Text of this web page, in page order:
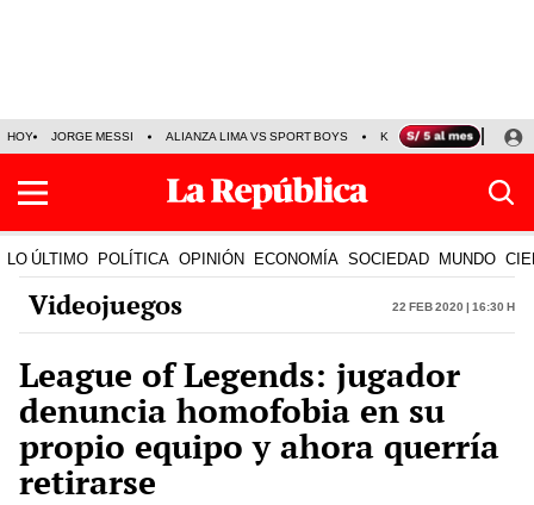
HOY JORGE MESSI ALIANZA LIMA VS SPORT BOYS KENJI FUJIMORI
LO ÚLTIMO POLÍTICA OPINIÓN ECONOMÍA SOCIEDAD MUNDO
Videojuegos 22 Feb 2020 | 16:30 h
League of Legends: jugador
denuncia homofobia en su
propio equipo y ahora querría
retirarse